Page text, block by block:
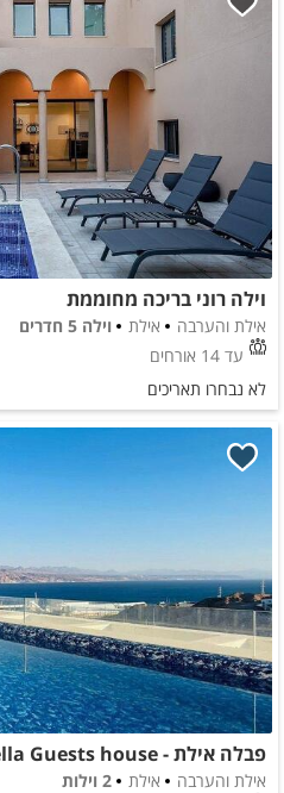
וילה רוני בריכה מחוממת
אילת והערבה אילת
וילה 5 חדרים
עד 14 אורחים
לא נבחרו תאריכים
פבלה אילת - Pavella Guests house
אילת והערבה אילת
2 וילות